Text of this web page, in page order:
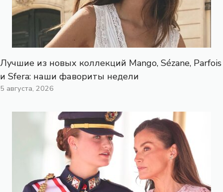
Лучшие из новых коллекций Mango, Sézane, Parfois
и Sfera: наши фавориты недели
5 августа, 2026